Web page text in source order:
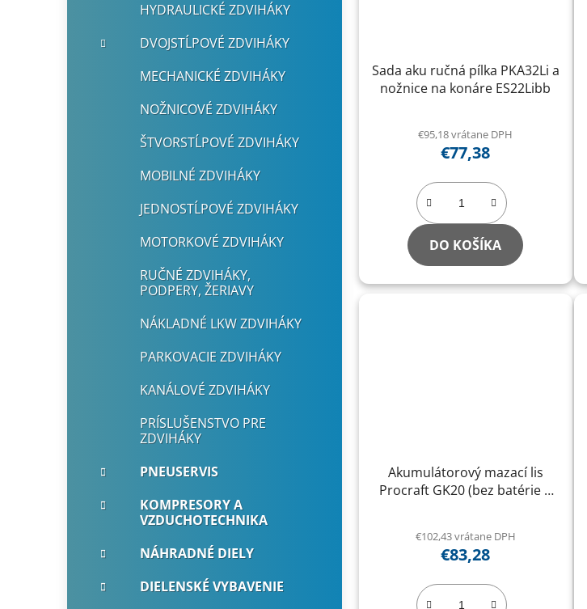
HYDRAULICKÉ ZDVIHÁKY
DVOJSTĹPOVÉ ZDVIHÁKY
MECHANICKÉ ZDVIHÁKY
NOŽNICOVÉ ZDVIHÁKY
ŠTVORSTĹPOVÉ ZDVIHÁKY
MOBILNÉ ZDVIHÁKY
JEDNOSTĹPOVÉ ZDVIHÁKY
MOTORKOVÉ ZDVIHÁKY
RUČNÉ ZDVIHÁKY,
PODPERY, ŽERIAVY
NÁKLADNÉ LKW ZDVIHÁKY
PARKOVACIE ZDVIHÁKY
KANÁLOVÉ ZDVIHÁKY
PRÍSLUŠENSTVO PRE
ZDVIHÁKY
PNEUSERVIS
KOMPRESORY A
VZDUCHOTECHNIKA
NÁHRADNÉ DIELY
DIELENSKÉ VYBAVENIE
Sada aku ručná pílka PKA32Li a
nožnice na konáre ES22Libb
€95,18 vrátane DPH
€77,38
DO KOŠÍKA
Akumulátorový mazací lis
Procraft GK20 (bez batérie a
€102,43 vrátane DPH
€83,28